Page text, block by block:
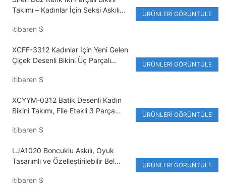
Takımı – Kadınlar İçin Seksi Askılı
itibaren $
ÜRÜNLERI GÖRÜNTÜLE
XCFF-3312 Kadınlar İçin Yeni Gelen
Çiçek Desenli Bikini Üç Parçalı
Seksi İki Parçalı Mayo
itibaren $
ÜRÜNLERI GÖRÜNTÜLE
XCYYM-0312 Batik Desenli Kadın
Bikini Takımı, File Etekli 3 Parça
Takımı
itibaren $
ÜRÜNLERI GÖRÜNTÜLE
LJA1020 Boncuklu Askılı, Oyuk
Tasarımlı ve Özelleştirilebilir Bel
Kesimli Alt Parçadan Oluşan Plaj
itibaren $
ÜRÜNLERI GÖRÜNTÜLE